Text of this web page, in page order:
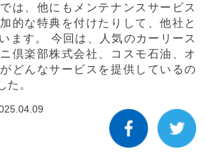
閉じる
は、他にもメンテナンスサービス
的な特典を付けたりして、他社と
ます。 今回は、人気のカーリース
倶楽部株式会社、コスモ石油、オ
どんなサービスを提供しているの
た。